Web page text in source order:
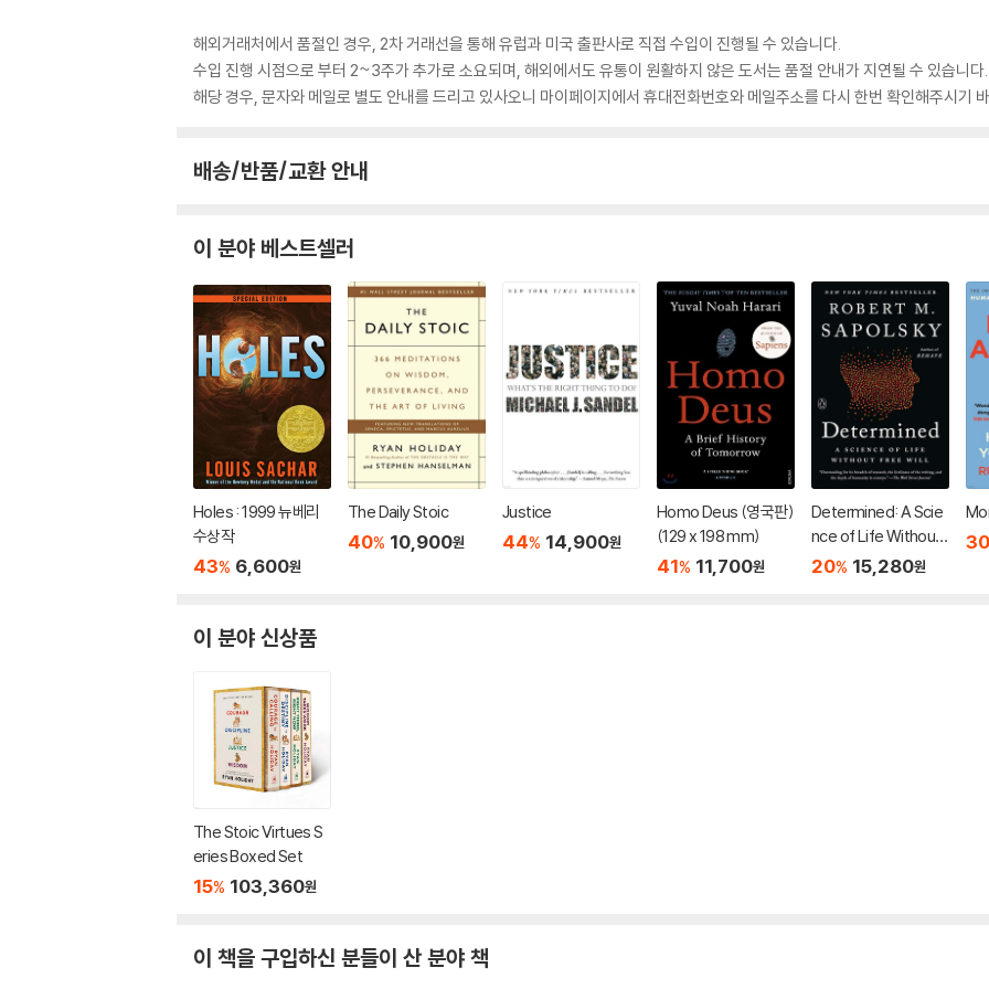
해외거래처에서 품절인 경우, 2차 거래선을 통해 유럽과 미국 출판사로 직접 수입이 진행될 수 있습니다.
수입 진행 시점으로 부터 2~3주가 추가로 소요되며, 해외에서도 유통이 원활하지 않은 도서는 품절 안내가 지연될 수 있습니다.
해당 경우, 문자와 메일로 별도 안내를 드리고 있사오니 마이페이지에서 휴대전화번호와 메일주소를 다시 한번 확인해주시기
배송/반품/교환 안내
이 분야 베스트셀러
Holes : 1999 뉴베리
수상작
43% 6,600원
The Daily Stoic
40% 10,900원
Justice
44% 14,900원
Homo Deus (영국판)
(129 x 198 mm)
41% 11,700원
Determined: A Scie
nce of Life Without
Free Will
20% 15,280원
30
이 분야 신상품
The Stoic Virtues S
eries Boxed Set
15% 103,360원
이 책을 구입하신 분들이 산 분야 책